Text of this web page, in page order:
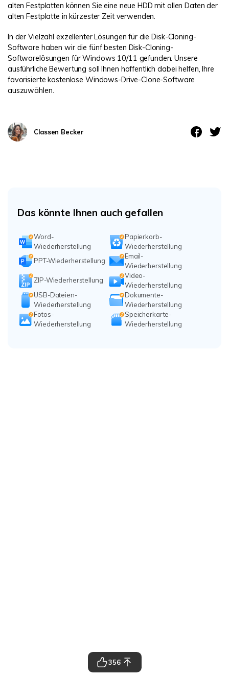
alten Festplatten können Sie eine neue HDD mit allen Daten der
alten Festplatte in kürzester Zeit verwenden.
In der Vielzahl exzellenter Lösungen für die Disk-Cloning-
Software haben wir die fünf besten Disk-Cloning-
Softwarelösungen für Windows 10/11 gefunden. Unsere
ausführliche Bewertung soll Ihnen hoffentlich dabei helfen, Ihre
favorisierte kostenlose Windows-Drive-Clone-Software
auszuwählen.
Classen Becker
Das könnte Ihnen auch gefallen
Word-
Wiederherstellung
Papierkorb-
Wiederherstellung
PPT-Wiederherstellung
Email-
Wiederherstellung
ZIP-Wiederherstellung
Video-
Wiederherstellung
USB-Dateien-
Wiederherstellung
Dokumente-
Wiederherstellung
Fotos-
Wiederherstellung
Speicherkarte-
Wiederherstellung
356